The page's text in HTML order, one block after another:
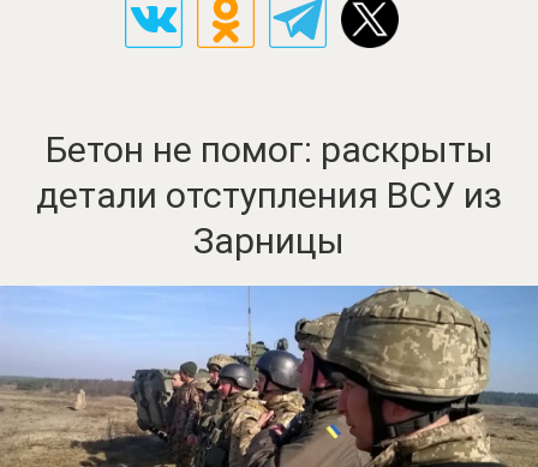
Бетон не помог: раскрыты
детали отступления ВСУ из
Зарницы